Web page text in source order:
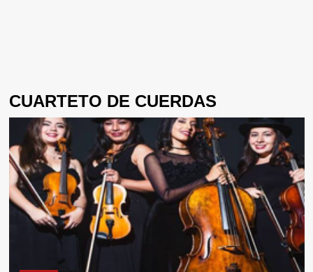
CUARTETO DE CUERDAS